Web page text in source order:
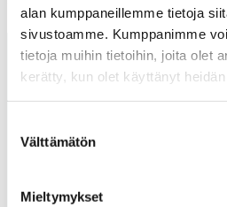
alan kumppaneillemme tietoja
sivustoamme. Kumppanimme
tietoja muihin tietoihin, joita olet
kerätty, kun olet käyttänyt heidän
valinta
Välttämätön
Mieltymykset
Avainsanat
alv arvonlisävero
digiostaminen
energiatehokkuus